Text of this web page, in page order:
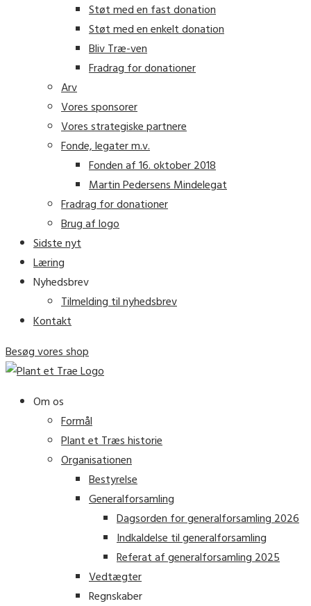
Støt med en fast donation
Støt med en enkelt donation
Bliv Træ-ven
Fradrag for donationer
Arv
Vores sponsorer
Vores strategiske partnere
Fonde, legater m.v.
Fonden af 16. oktober 2018
Martin Pedersens Mindelegat
Fradrag for donationer
Brug af logo
Sidste nyt
Læring
Nyhedsbrev
Tilmelding til nyhedsbrev
Kontakt
Besøg vores shop
Om os
Formål
Plant et Træs historie
Organisationen
Bestyrelse
Generalforsamling
Dagsorden for generalforsamling 2026
Indkaldelse til generalforsamling
Referat af generalforsamling 2025
Vedtægter
Regnskaber